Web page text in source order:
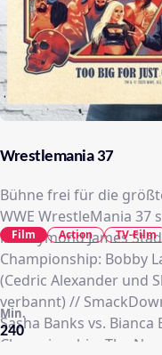
Wrestlemania 37
Bühne frei für die
WWE WrestleMania 37
im Raymond James
Championship: Bobby
(Cedric Alexander und
verbannt) //
Sasha Banks vs. Bianca
Championship: The
240
Min.
Film Action TV-Film